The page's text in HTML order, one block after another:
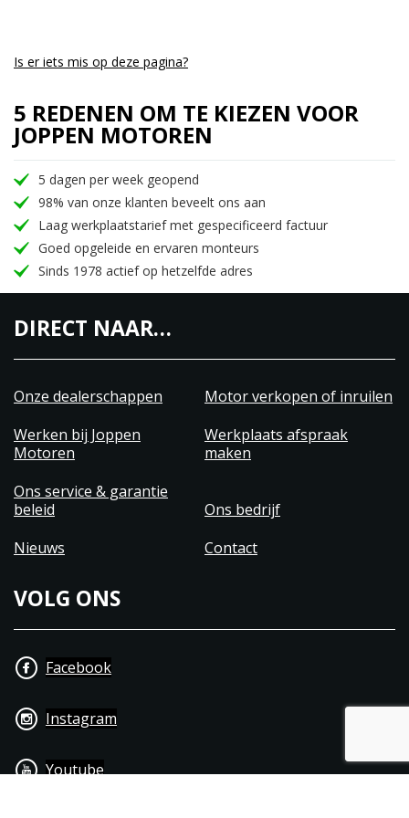
Is er iets mis op deze pagina?
5 REDENEN OM TE KIEZEN VOOR
JOPPEN MOTOREN
5 dagen per week geopend
98% van onze klanten beveelt ons aan
Laag werkplaatstarief met gespecificeerd factuur
Goed opgeleide en ervaren monteurs
Sinds 1978 actief op hetzelfde adres
DIRECT NAAR…
Onze dealerschappen
Motor verkopen of inruilen
Werken bij Joppen
Motoren
Werkplaats afspraak
maken
Ons service & garantie
beleid
Ons bedrijf
Nieuws
Contact
VOLG ONS
Facebook
Instagram
Youtube